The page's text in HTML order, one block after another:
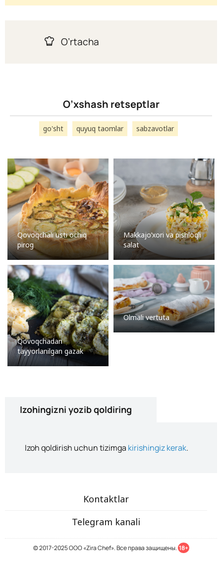
O’rtacha
O’xshash retseptlar
go'sht quyuq taomlar sabzavotlar
Qovoqchali usti ochiq
pirog
Makkajo’xori va pishloqli
salat
Qovoqchadan
tayyorlanilgan gazak
Olmali vertuta
Izohingizni yozib qoldiring
Izoh qoldirish uchun tizimga kirishingiz kerak.
Kontaktlar
Telegram kanali
© 2017-2025 ООО «Zira Chef». Все права защищены. 18+